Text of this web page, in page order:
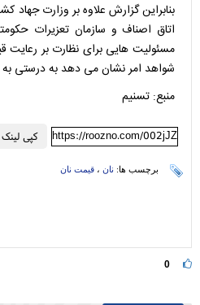
بنابراین گزارش علاوه بر وزارت جهاد
اتاق اصناف و سازمان تعزیرات
مسئولیت هایی برای نظارت بر رعایت
شواهد امر نشان می دهد به درستی
منبع: تسنیم
کپی لینک https://roozno.com/002jJZ
برچسب ها: نان ، قیمت نان
0